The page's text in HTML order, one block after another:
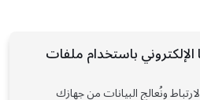
باستخدام ملفات
ونُعالج البيانات من جهازك